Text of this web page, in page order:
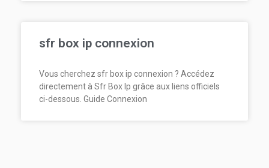
sfr box ip connexion
Vous cherchez sfr box ip connexion ? Accédez
directement à Sfr Box Ip grâce aux liens officiels
ci-dessous. Guide Connexion